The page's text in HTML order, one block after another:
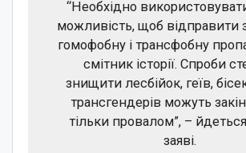
“Необхідно
можливість, щоб відправити
гомофобну і трансфобну
смітник історії. Спроби
знищити лесбійок, геїв,
трансгендерів можуть
тільки провалом”, – йдеться
заяві.